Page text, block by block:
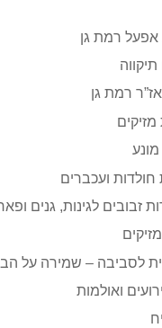
רמת גן
רמת גן
ועכברים
זבובים לגינות, גנים
לסביבה – שמירה על
ואולמות